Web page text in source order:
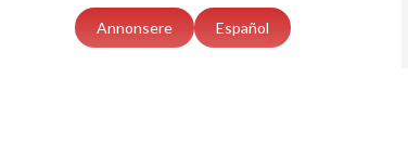
Annonsere Español